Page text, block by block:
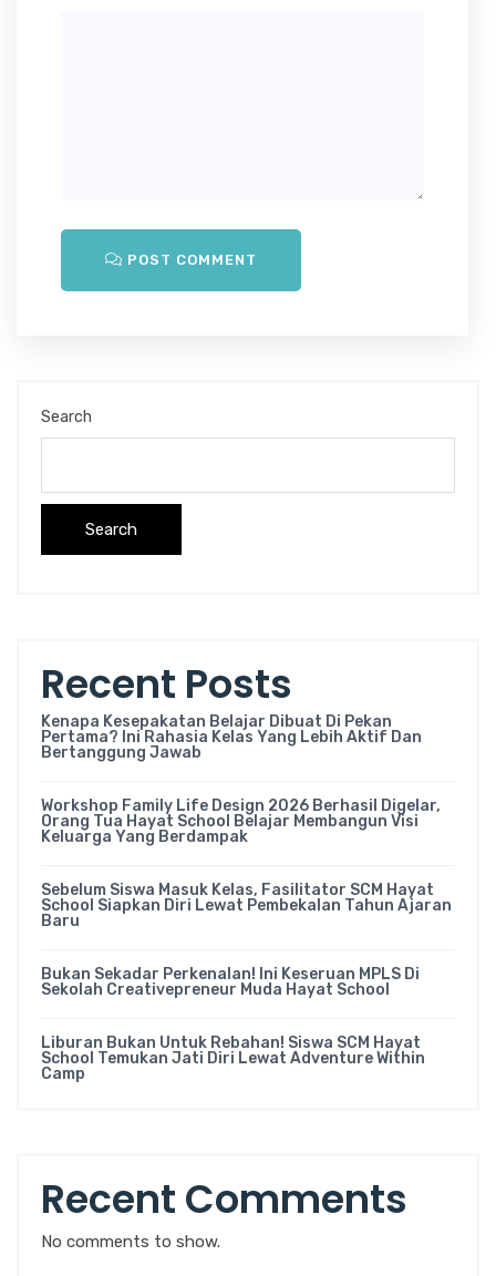
POST COMMENT
Search
Search
Recent Posts
Kenapa Kesepakatan Belajar Dibuat Di Pekan
Pertama? Ini Rahasia Kelas Yang Lebih Aktif Dan
Bertanggung Jawab
Workshop Family Life Design 2026 Berhasil Digelar,
Orang Tua Hayat School Belajar Membangun Visi
Keluarga Yang Berdampak
Sebelum Siswa Masuk Kelas, Fasilitator SCM Hayat
School Siapkan Diri Lewat Pembekalan Tahun Ajaran
Baru
Bukan Sekadar Perkenalan! Ini Keseruan MPLS Di
Sekolah Creativepreneur Muda Hayat School
Liburan Bukan Untuk Rebahan! Siswa SCM Hayat
School Temukan Jati Diri Lewat Adventure Within
Camp
Recent Comments
No comments to show.